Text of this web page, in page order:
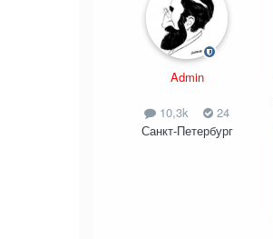
Admin
10,3k
24
Санкт-Петербург